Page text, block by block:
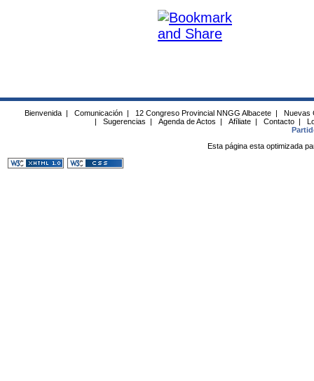
Bienvenida | Comunicación | 12 Congreso Provincial NNGG Albacete |
Nuevas
|
Sugerencias | Agenda de Actos | Afíliate | Contacto |
Esta página esta optimizada